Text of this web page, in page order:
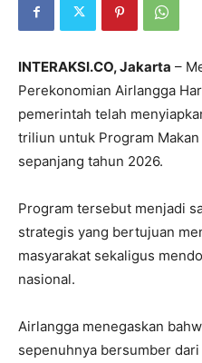
INTERAKSI.CO, Jakarta –
Perekonomian Airlangga
pemerintah telah
triliun untuk Program
sepanjang tahun 2026.
Program tersebut menjadi
strategis yang bertujuan
masyarakat sekaligus
nasional.
Airlangga menegaskan
sepenuhnya bersumber dari